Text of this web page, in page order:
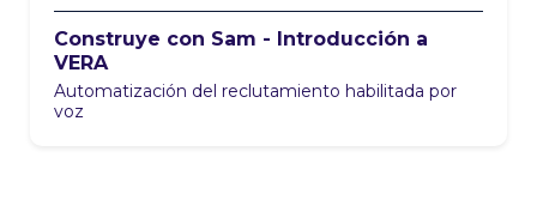
Construye con Sam - Introducción a
VERA
Automatización del reclutamiento habilitada por
voz